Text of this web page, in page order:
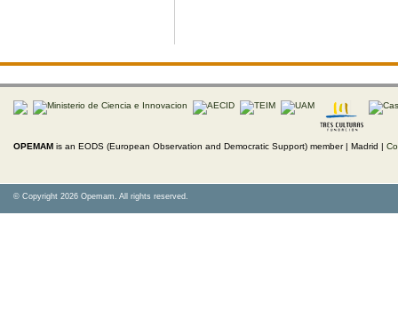
OPEMAM is an EODS (European Observation and Democratic Support) member | Madrid |
© Copyright 2026 Opemam. All rights reserved.